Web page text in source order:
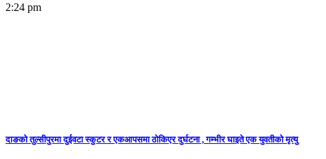
2:24 pm
दाङको तुल्सीपुरमा दुईवटा स्कुटर र एकआपसमा ठोकिएर दुर्घटना , गम्भीर घाइते एक युवतीको मृत्यु